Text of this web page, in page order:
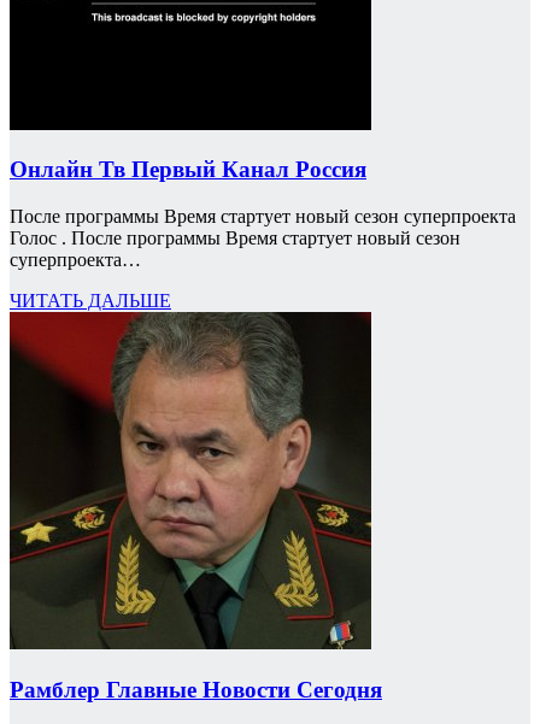
Онлайн Тв Первый Канал Россия
После программы Время стартует новый сезон суперпроекта
Голос . После программы Время стартует новый сезон
суперпроекта…
ЧИТАТЬ ДАЛЬШЕ
Рамблер Главные Новости Сегодня